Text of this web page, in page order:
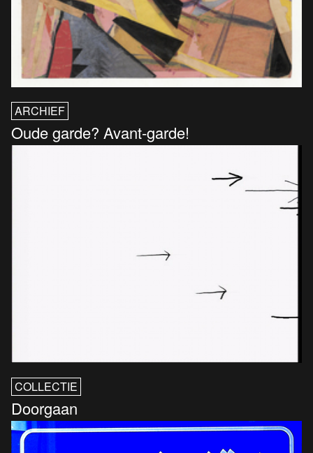
ARCHIEF
Oude garde? Avant-garde!
COLLECTIE
Doorgaan